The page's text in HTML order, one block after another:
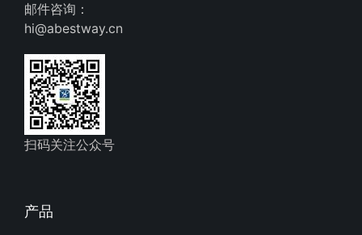
邮件咨询：
hi@abestway.cn
扫码关注公众号
产品